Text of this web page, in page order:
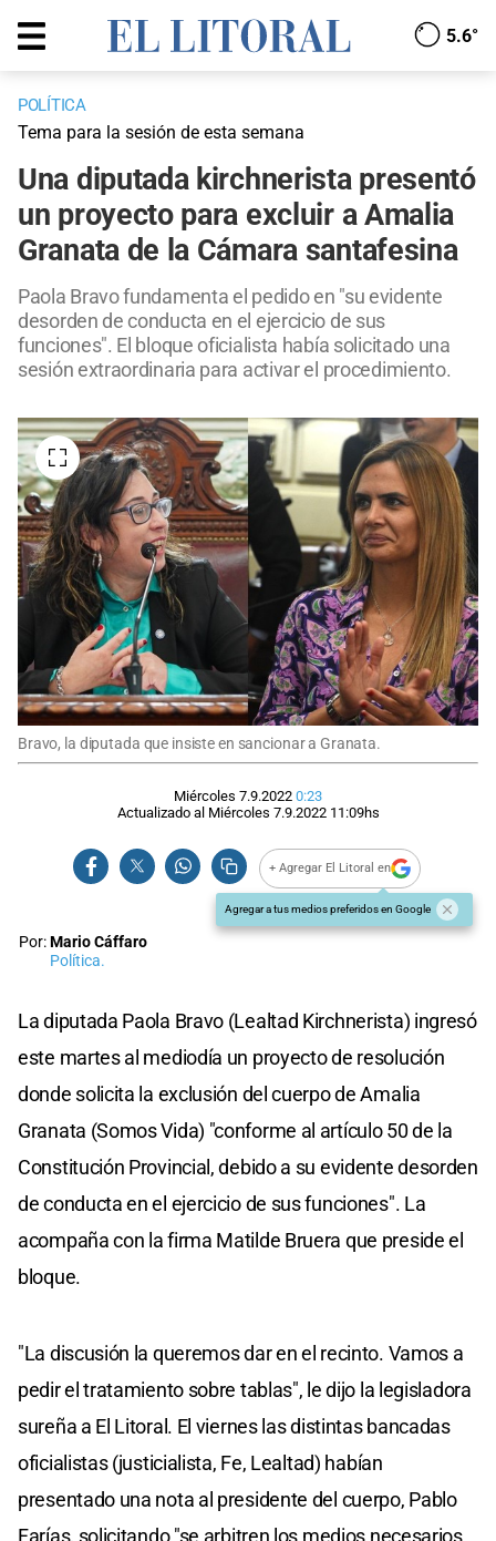
5.6°
POLÍTICA
Tema para la sesión de esta semana
Una diputada kirchnerista presentó
un proyecto para excluir a Amalia
Granata de la Cámara santafesina
Paola Bravo fundamenta el pedido en "su evidente
desorden de conducta en el ejercicio de sus
funciones". El bloque oficialista había solicitado una
sesión extraordinaria para activar el procedimiento.
Bravo, la diputada que insiste en sancionar a Granata.
Miércoles 7.9.2022 0:23
Actualizado al Miércoles 7.9.2022 11:09hs
+ Agregar El Litoral en
Agregar a tus medios preferidos en Google
Por:Mario Cáffaro
Política.
La diputada Paola Bravo (Lealtad Kirchnerista) ingresó
este martes al mediodía un proyecto de resolución
donde solicita la exclusión del cuerpo de Amalia
Granata (Somos Vida) "conforme al artículo 50 de la
Constitución Provincial, debido a su evidente desorden
de conducta en el ejercicio de sus funciones". La
acompaña con la firma Matilde Bruera que preside el
bloque.
"La discusión la queremos dar en el recinto. Vamos a
pedir el tratamiento sobre tablas", le dijo la legisladora
sureña a El Litoral. El viernes las distintas bancadas
oficialistas (justicialista, Fe, Lealtad) habían
presentado una nota al presidente del cuerpo, Pablo
Farías, solicitando "se arbitren los medios necesarios